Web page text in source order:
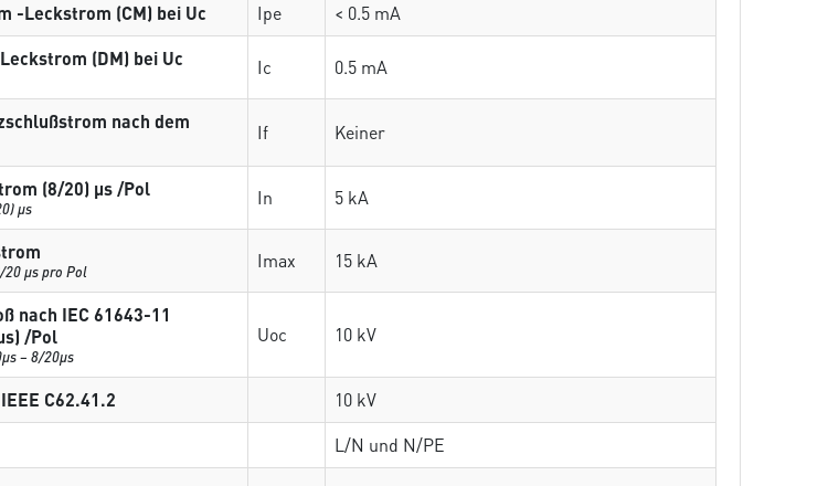
-Leckstrom (CM) bei Uc Ipe
< 0.5 mA
(DM) bei Uc
Ic 0.5 mA
nach dem
If Keiner
(8/20) µs /Pol
µs In 5 kA
µs pro Pol Imax 15 kA
nach IEC 61643-11
/Pol
– 8/20µs
Uoc 10 kV
C62.41.2
10 kV
L/N und N/PE